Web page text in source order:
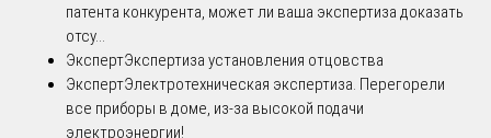
патента конкурента, может ли ваша экспертиза доказать
отсу...
ЭкспертЭкспертиза установления отцовства
ЭкспертЭлектротехническая экспертиза. Перегорели
все приборы в доме, из-за высокой подачи
электроэнергии!